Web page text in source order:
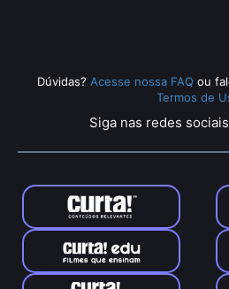
Dúvidas? Acesse nossa FAQ ou
Termos de
Siga nas redes sociais